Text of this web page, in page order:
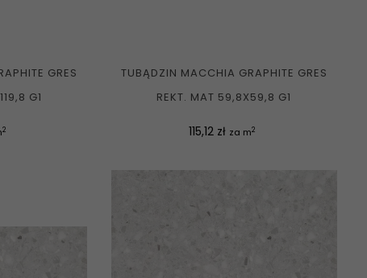
GRES
G1
2
TUBĄDZIN MACCHIA GRAPHITE GRES
REKT. MAT 59,8X59,8 G1
Cena
115,12 zł za m2